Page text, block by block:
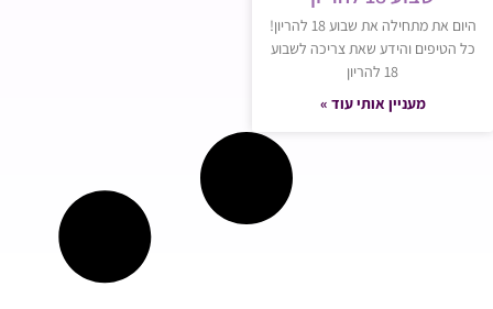
היום את מתחילה את שבוע 18 להריון!
כל הטיפים והידע שאת צריכה לשבוע
18 להריון
מעניין אותי עוד »